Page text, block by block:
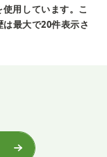
用しています。こ
最大で20件表示さ